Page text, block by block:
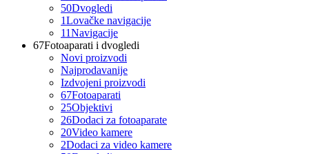
50Dvogledi
1Lovačke navigacije
11Navigacije
67Fotoaparati i dvogledi
Novi proizvodi
Najprodavanije
Izdvojeni proizvodi
67Fotoaparati
25Objektivi
26Dodaci za fotoaparate
20Video kamere
2Dodaci za video kamere